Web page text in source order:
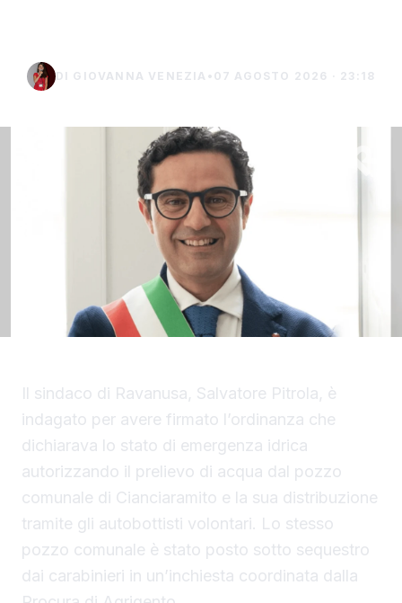
DI GIOVANNA VENEZIA • 07 AGOSTO 2026 · 23:18
Il sindaco di Ravanusa, Salvatore Pitrola, è
indagato per avere firmato l’ordinanza che
dichiarava lo stato di emergenza idrica
autorizzando il prelievo di acqua dal pozzo
comunale di Cianciaramito e la sua distribuzione
tramite gli autobottisti volontari. Lo stesso
pozzo comunale è stato posto sotto sequestro
dai carabinieri in un’inchiesta coordinata dalla